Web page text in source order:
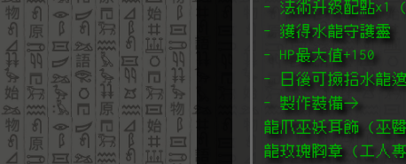
- 法術升級配點x1
- 獲得水龍守護靈
- HP最大值+150
- 日後可撿拾水龍
- 製作裝備→
龍爪巫妖耳飾 (巫
龍玫瑰胸章 (工人